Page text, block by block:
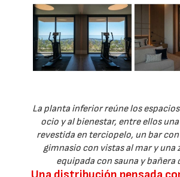
La planta inferior reúne los
ocio y al bienestar, entre ellos
revestida en terciopelo, un bar
gimnasio con vistas al mar y una
equipada con sauna y bañera